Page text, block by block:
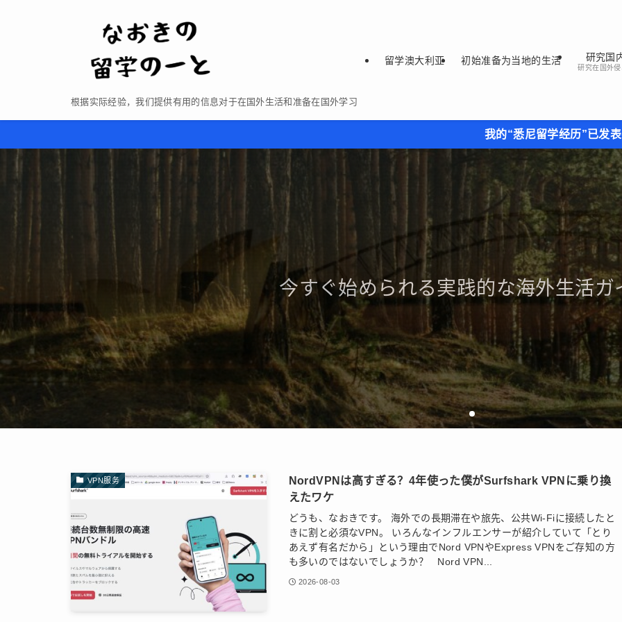
根据实际经验，我们提供有用的信息对于在国外生活和准备在国外学习
留学澳大利亚 初始准备为当地的生活 研究国
研究在国外
我的“悉尼留学经历”已发表在我所选择的留学机
今すぐ始められる実践的な海外生活ガ
VPN服务
NordVPNは高すぎる？4年使った僕がSurfshark VPNに乗り換
えたワケ
どうも、なおきです。 海外での長期滞在や旅先、公共Wi-Fiに接続したと
きに割と必須なVPN。 いろんなインフルエンサーが紹介していて「とり
あえず有名だから」という理由でNord VPNやExpress VPNをご存知の方
も多いのではないでしょうか？ Nord VPN...
2026-08-03